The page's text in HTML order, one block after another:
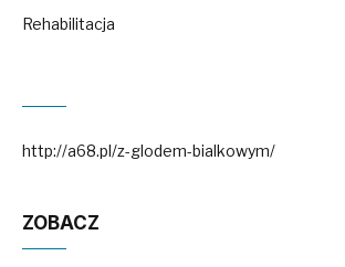
Rehabilitacja
http://a68.pl/z-glodem-bialkowym/
ZOBACZ